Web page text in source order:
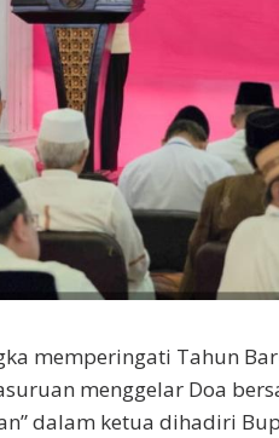
memperingati Tahun
menggelar Doa
dalam ketua dihadiri